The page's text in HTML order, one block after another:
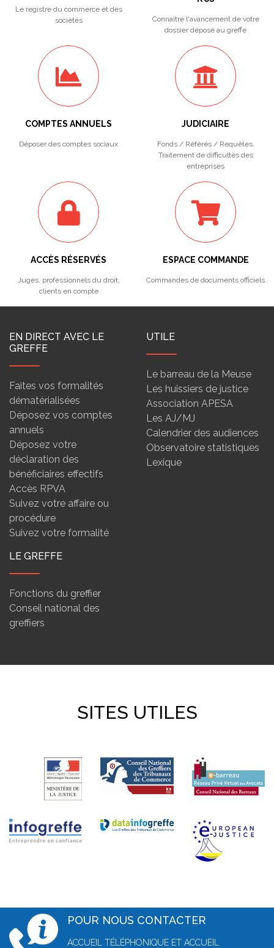
Le registre du commerce et des
sociétés
Connaitre l'avancement de votre
dossier déposé au greffe
COMPTES ANNUELS
Déposer des comptes sociaux
JUDICIAIRE
Fonds / Référés / Requêtes.
Traitement de difficultés des
entreprises
ACCÈS RÉSERVÉS
Juges, professionnels du droit,
clients en compte
ESPACE COMMANDE
Commandes de documents officiels
EN DIRECT AVEC LE
GREFFE
Faites vos formalités
dématérialisées
Déposez vos comptes
annuels
Déposez votre
déclaration des
bénéficiaires effectifs
Accès RPVA
Suivez votre affaire ou
procédure
Suivez votre formalité
UTILE
Le barreau de la Meuse
Les huissiers de justice
Association APESA
Les AJ/MJ
Calendrier des audiences
Observatoire statistiques
Lexique
LE GREFFE
Fonctions du greffier
Conseil national des
greffiers
SITES UTILES
POUR NOUS CONTACTER
ACCUEIL TÉLÉPHONIQUE ET ACCUEIL